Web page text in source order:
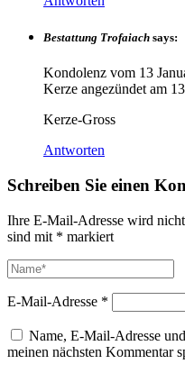
Bestattung Trofaiach says:
Kondolenz vom 13
Kerze angezündet am
Kerze-Gross
Antworten
Schreiben Sie einen
Ihre E-Mail-Adresse wird
sind mit * markiert
E-Mail-Adresse *
Name, E-Mail-Adresse
meinen nächsten Kommentar